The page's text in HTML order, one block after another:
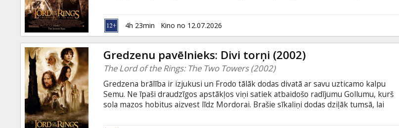
Uzkodas
B2B
Kino
Klubs
kaujas spēkus uz Gondoru, savukārt Teodens apvieno Rohānas kareivjus, lai
iesaistītu tos cīņā. Tomēr neskatoties uz vīru neizmērojamo drosmi un kvēlo
uzticību, viņu spēki nevar mēroties ar ienaidnieku pūļiem, kuri neizbēgami ielenc
karalisti...
4h 23min Kino no 12.07.2026
Gredzenu pavēlnieks: Divi torņi (2002)
The Lord of the Rings: The Two Towers (2002)
Gredzena brālība ir izjukusi un Frodo tālāk dodas divatā ar savu uzticamo kalpu
Semu. Ne īpaši draudzīgos apstākļos viņi satiek atbaidošo radījumu Gollumu, kurš
sola mazos hobitus aizvest līdz Mordorai. Brašie sīkaliņi dodas dziļāk tumsā, lai
pulcina savu armiju, viņa vadītie Gredzenrēgi iedveš bailes katrai dzīvai radībai.